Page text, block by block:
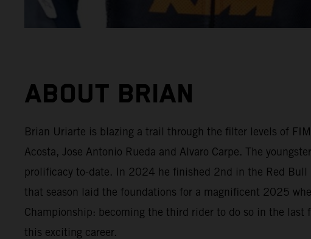
ABOUT BRIAN
Brian Uriarte is blazing a trail through the filter levels of
Acosta, Jose Antonio Rueda and Alvaro Carpe. The
prolificacy to-date. In 2024 he finished 2nd in the Red Bull
that season laid the foundations for a magnificent 2025
Championship: becoming the third rider to do so in the
this exciting career.